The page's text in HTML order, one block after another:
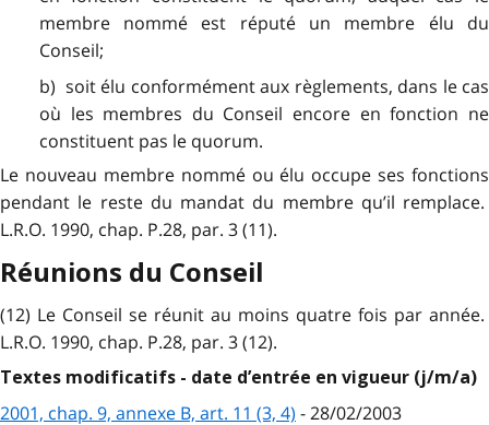
membre nommé est réputé un membre élu du
Conseil;
b) soit élu conformément aux règlements, dans le cas
où les membres du Conseil encore en fonction ne
constituent pas le quorum.
Le nouveau membre nommé ou élu occupe ses fonctions
pendant le reste du mandat du membre qu’il remplace.
L.R.O. 1990, chap. P.28, par. 3 (11).
Réunions du Conseil
(12) Le Conseil se réunit au moins quatre fois par année.
L.R.O. 1990, chap. P.28, par. 3 (12).
Textes modificatifs - date d’entrée en vigueur (j/m/a)
2001, chap. 9, annexe B, art. 11 (3, 4) - 28/02/2003